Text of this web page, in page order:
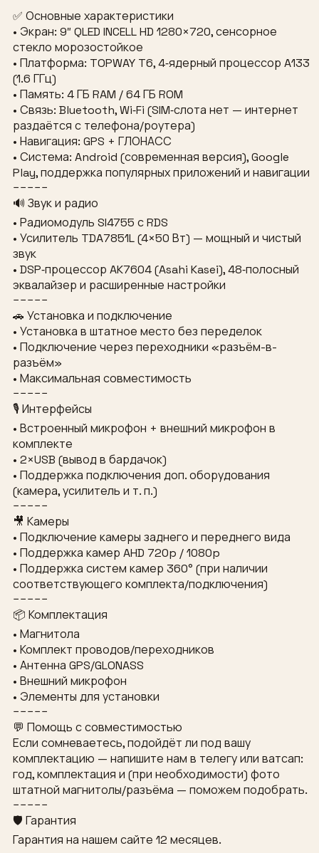
✅ Основные характеристики
• Экран: 9″ QLED INCELL HD 1280×720, сенсорное
стекло морозостойкое
• Платформа: TOPWAY T6, 4‑ядерный процессор A133
(1.6 ГГц)
• Память: 4 ГБ RAM / 64 ГБ ROM
• Связь: Bluetooth, Wi‑Fi (SIM‑слота нет — интернет
раздаётся с телефона/роутера)
• Навигация: GPS + ГЛОНАСС
• Система: Android (современная версия), Google
Play, поддержка популярных приложений и навигации
−−−−−
🔊 Звук и радио
• Радиомодуль SI4755 с RDS
• Усилитель TDA7851L (4×50 Вт) — мощный и чистый
звук
• DSP‑процессор AK7604 (Asahi Kasei), 48‑полосный
эквалайзер и расширенные настройки
−−−−−
🚗 Установка и подключение
• Установка в штатное место без переделок
• Подключение через переходники «разъём-в-
разъём»
• Максимальная совместимость
−−−−−
🎙 Интерфейсы
• Встроенный микрофон + внешний микрофон в
комплекте
• 2×USB (вывод в бардачок)
• Поддержка подключения доп. оборудования
(камера, усилитель и т. п.)
−−−−−
🎥 Камеры
• Подключение камеры заднего и переднего вида
• Поддержка камер AHD 720p / 1080p
• Поддержка систем камер 360° (при наличии
соответствующего комплекта/подключения)
−−−−−
📦 Комплектация
• Магнитола
• Комплект проводов/переходников
• Антенна GPS/GLONASS
• Внешний микрофон
• Элементы для установки
−−−−−
💬 Помощь с совместимостью
Если сомневаетесь, подойдёт ли под вашу
комплектацию — напишите нам в телегу или ватсап:
год, комплектация и (при необходимости) фото
штатной магнитолы/разъёма — поможем подобрать.
−−−−−
🛡 Гарантия
Гарантия на нашем сайте 12 месяцев.